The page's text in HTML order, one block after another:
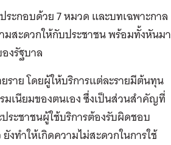
ะกอบด้วย 7 หมวด และบทเฉพาะกาล
สะดวกให้กับประชาชน พร้อมทั้งหันมา
งรัฐบาล
าย โดยผู้ให้บริการแต่ละรายมีต้นทุน
มเนียมของตนเอง ซึ่งเป็นส่วนสำคัญที่
ระชาชนผู้ใช้บริการต้องรับผิดชอบ
ทำให้เกิดความไม่สะดวกในการใช้